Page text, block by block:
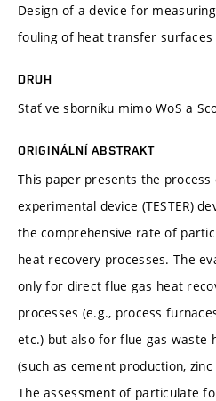
Design of a device for
fouling of heat transfer surfaces
DRUH
Stať ve sborníku mimo WoS a
ORIGINÁLNÍ ABSTRAKT
This paper presents the process
experimental device (TESTER)
the comprehensive rate of
heat recovery processes. The
only for direct flue gas heat
processes (e.g., process
etc.) but also for flue gas waste
(such as cement production,
The assessment of particulate